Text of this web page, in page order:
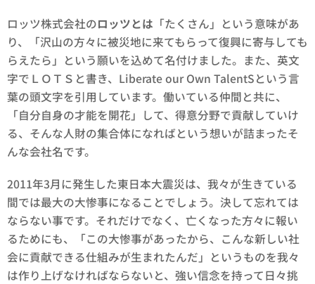
ロッツ株式会社のロッツとは 「たくさん」という意味があ
り、「沢山の方々に被災地に来てもらって復興に寄与しても
らえたら」という願いを込めて名付けました。また、英文
字でＬＯＴＳと書き、Liberate our Own TalentSという言
葉の頭文字を引用しています。働いている仲間と共に、
「自分自身の才能を開花」して、得意分野で貢献していけ
る、そんな人財の集合体になればという想いが詰まったそ
んな会社名です。
2011年3月に発生した東日本大震災は、我々が生きている
間では最大の大惨事になることでしょう。決して忘れては
ならない事です。それだけでなく、亡くなった方々に報い
るためにも、「この大惨事があったから、こんな新しい社
会に貢献できる仕組みが生まれたんだ」というものを我々
は作り上げなければならないと、強い信念を持って日々挑